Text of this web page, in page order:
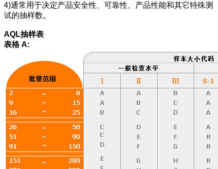
4)通常用于决定产品安全性、可靠性、产品性能和其它特殊测
试的抽样数。
AQL抽样表
表格 A: